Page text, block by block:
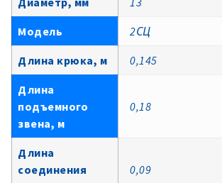
Модель 2СЦ
Длина крюка, м 0,145
Длина
подъемного
звена, м
0,18
Длина
соединения
0,09